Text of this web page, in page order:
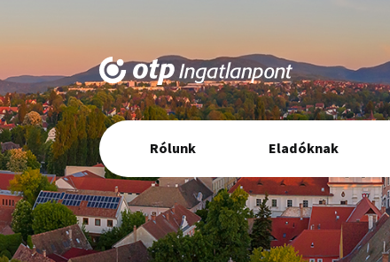
Elsődleges
navigáció
Rólunk Eladóknak